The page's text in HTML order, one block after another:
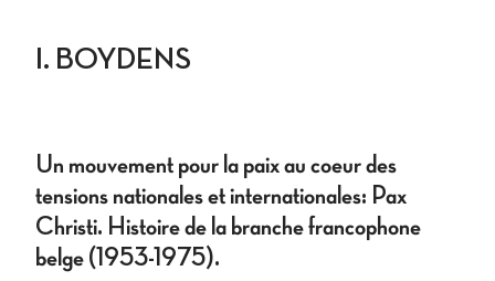
I. BOYDENS
Un mouvement pour la paix au coeur des
tensions nationales et internationales: Pax
Christi. Histoire de la branche francophone
belge (1953-1975).